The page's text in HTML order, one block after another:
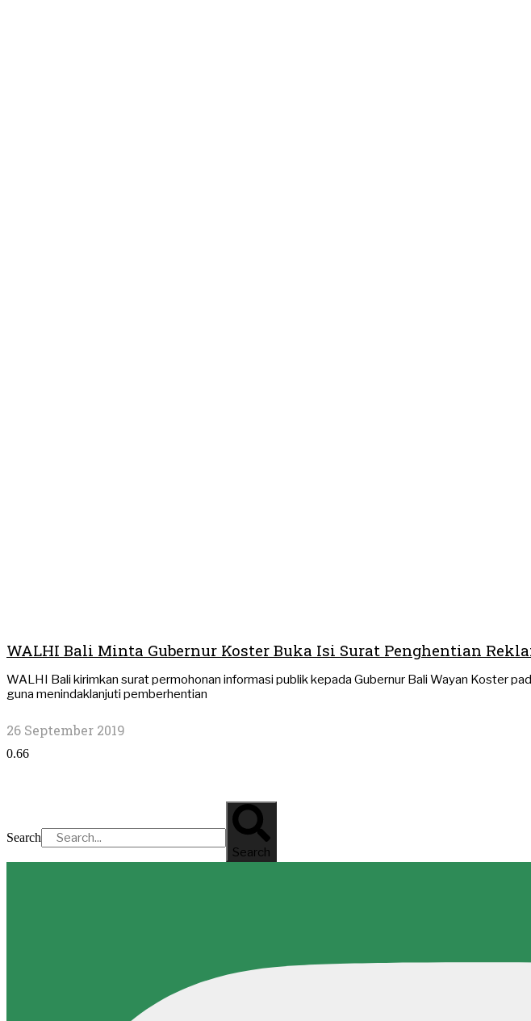
WALHI Bali Minta Gubernur Koster Buka Isi Surat Penghentian
WALHI Bali kirimkan surat permohonan informasi publik kepada Gubernur Bali Wayan Koster
guna menindaklanjuti pemberhentian
26 September 2019
Search
Search